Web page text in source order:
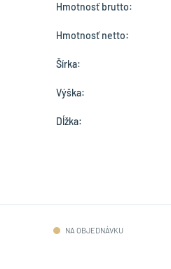
Hmotnosť brutto:
Hmotnosť netto:
Šírka:
Výška:
Dĺžka:
NA OBJEDNÁVKU